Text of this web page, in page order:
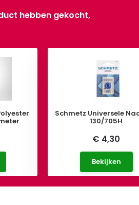
hebben gekocht,
Schmetz Universele
130/705H
€ 4,30
Bekijken